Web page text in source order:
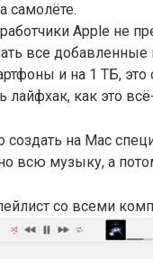
самолёте.
Apple не
все
и на 1 ТБ, это
лайфхак, как это
создать на Mac
всю музыку, а
со всеми